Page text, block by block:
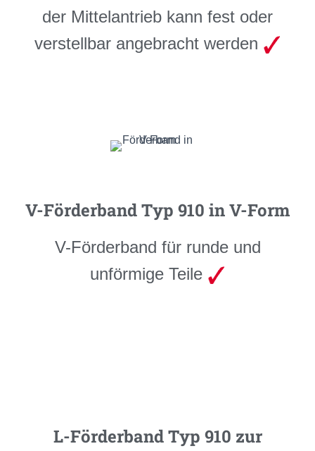
der Mittelantrieb kann fest oder
verstellbar angebracht werden
V-Förderband Typ 910 in V-Form
V-Förderband für runde und
unförmige Teile
L-Förderband Typ 910 zur